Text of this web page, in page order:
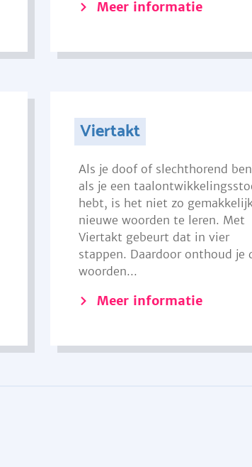
Meer informatie
Viertakt
Als je doof of slechthorend
als je een
hebt, is het niet zo
nieuwe woorden te leren. Met
Viertakt gebeurt dat in vier
stappen. Daardoor onthoud je
woorden...
Meer informatie